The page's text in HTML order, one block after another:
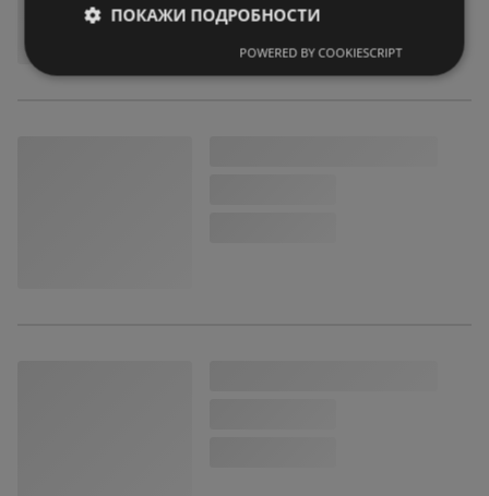
ПОКАЖИ ПОДРОБНОСТИ
POWERED BY COOKIESCRIPT